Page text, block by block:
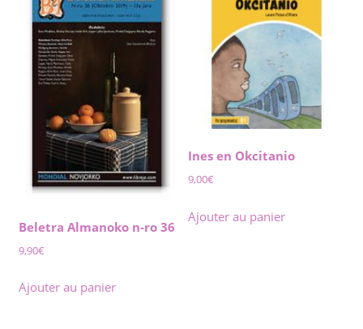
Beletra Almanoko n-ro 36
9,90€
Ajouter au panier
Ines en Okcitanio
9,00€
Ajouter au panier